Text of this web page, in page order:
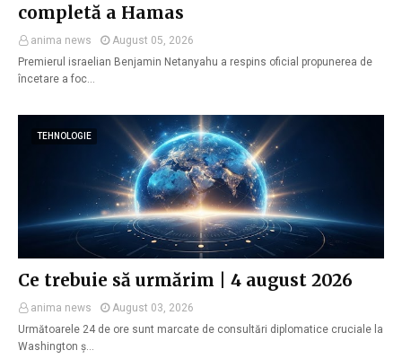
completă a Hamas
anima news
August 05, 2026
Premierul israelian Benjamin Netanyahu a respins oficial propunerea de
încetare a foc…
TEHNOLOGIE
Ce trebuie să urmărim | 4 august 2026
anima news
August 03, 2026
Următoarele 24 de ore sunt marcate de consultări diplomatice cruciale la
Washington ș…